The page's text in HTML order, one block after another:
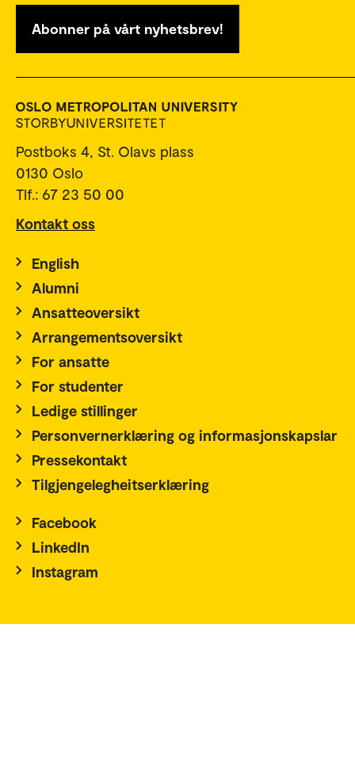
Abonner på vårt nyhetsbrev!
Postboks 4, St. Olavs plass
0130 Oslo
Tlf.: 67 23 50 00
Kontakt oss
English
Alumni
Ansatteoversikt
Arrangementsoversikt
For ansatte
For studenter
Ledige stillinger
Personvernerklæring og informasjonskapslar
Pressekontakt
Tilgjengelegheitserklæring
Facebook
LinkedIn
Instagram